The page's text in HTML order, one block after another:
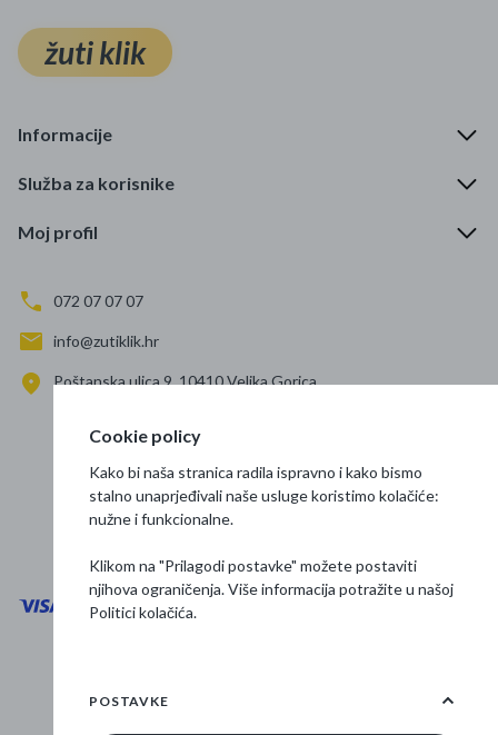
Čišćenje zaliha
Kišobrani akcija
Ograničena cijena
Najpopularniji proizvodi
Roba s greškom
žuti klik
Informacije
Služba za korisnike
Moj profil
072 07 07 07
info@zutiklik.hr
Poštanska ulica 9, 10410 Velika Gorica
Prati nas
Osnovne informacije
Cookie policy
Kako bi naša stranica radila ispravno i kako bismo
stalno unaprjeđivali naše usluge koristimo kolačiće:
nužne i funkcionalne.
Klikom na "Prilagodi postavke" možete postaviti
njihova ograničenja. Više informacija potražite u našoj
Politici kolačića.
POSTAVKE